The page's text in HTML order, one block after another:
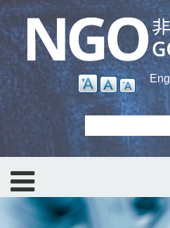
Skip
main
content
Eng